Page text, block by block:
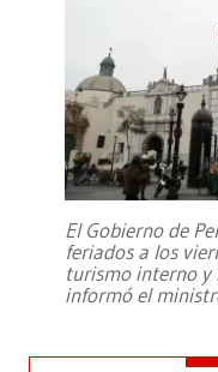
El Gobierno de
feriados a los
turismo interno
informó el